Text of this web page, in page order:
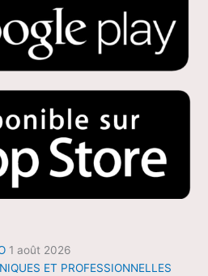
1 août 2026
ET PROFESSIONNELLES